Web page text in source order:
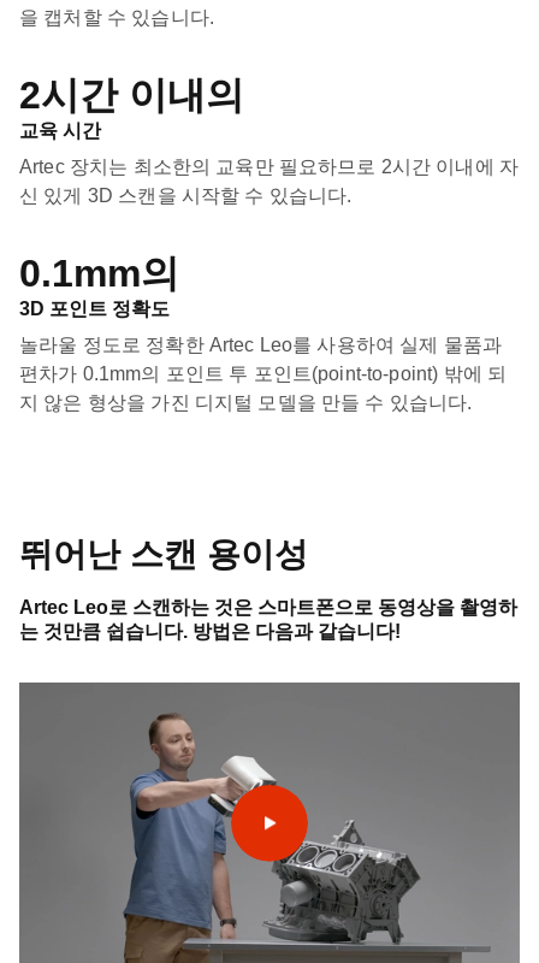
을 캡처할 수 있습니다.
2시간 이내의
교육 시간
Artec 장치는 최소한의 교육만 필요하므로 2시간 이내에 자
신 있게 3D 스캔을 시작할 수 있습니다.
0.1mm의
3D 포인트 정확도
놀라울 정도로 정확한 Artec Leo를 사용하여 실제 물품과
편차가 0.1mm의 포인트 투 포인트(point-to-point) 밖에 되
지 않은 형상을 가진 디지털 모델을 만들 수 있습니다.
뛰어난 스캔 용이성
Artec Leo로 스캔하는 것은 스마트폰으로 동영상을 촬영하
는 것만큼 쉽습니다. 방법은 다음과 같습니다!